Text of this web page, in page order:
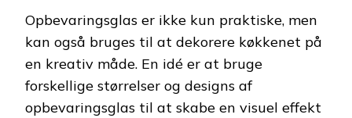
Opbevaringsglas er ikke kun praktiske, men
kan også bruges til at dekorere køkkenet på
en kreativ måde. En idé er at bruge
forskellige størrelser og designs af
opbevaringsglas til at skabe en visuel effekt